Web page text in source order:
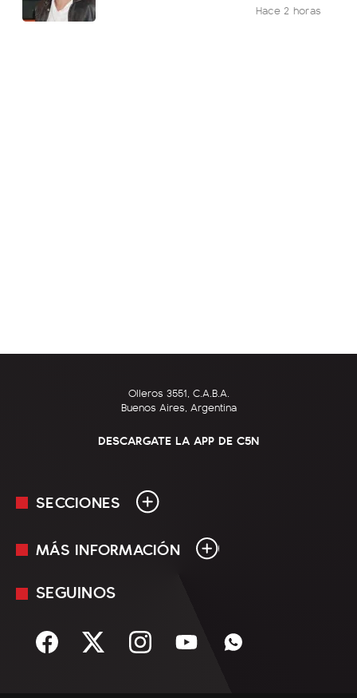
Hace 2 horas
Olleros 3551, C.A.B.A.
Buenos Aires, Argentina
DESCARGATE LA APP DE C5N
SECCIONES
En Vivo
Sociedad
MÁS INFORMACIÓN
Mediakit
Términos y condiciones
SEGUINOS